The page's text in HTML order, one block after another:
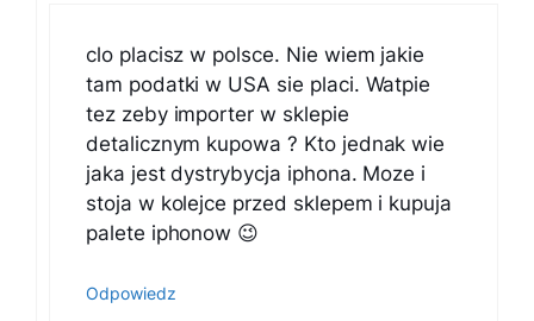
clo placisz w polsce. Nie wiem jakie
tam podatki w USA sie placi. Watpie
tez zeby importer w sklepie
detalicznym kupowa ? Kto jednak wie
jaka jest dystrybycja iphona. Moze i
stoja w kolejce przed sklepem i kupuja
palete iphonow 😉
Odpowiedz